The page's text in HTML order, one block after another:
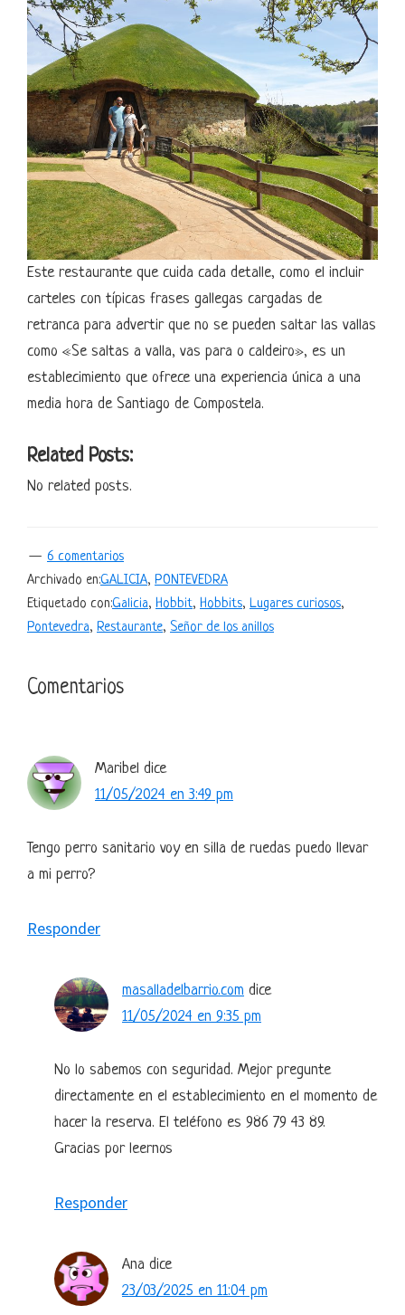
Este restaurante que cuida cada detalle, como el incluir
carteles con típicas frases gallegas cargadas de
retranca para advertir que no se pueden saltar las vallas
como «Se saltas a valla, vas para o caldeiro», es un
establecimiento que ofrece una experiencia única a una
media hora de Santiago de Compostela.
Related Posts:
No related posts.
6 comentarios
Archivado en:GALICIA, PONTEVEDRA
Etiquetado con:Galicia, Hobbit, Hobbits, Lugares curiosos,
Pontevedra, Restaurante, Señor de los anillos
Interacciones
lectores
Comentarios
Maribel dice
11/05/2024 en 3:49 pm
Tengo perro sanitario voy en silla de ruedas puedo llevar
a mi perro?
Responder
masalladelbarrio.com dice
11/05/2024 en 9:35 pm
No lo sabemos con seguridad. Mejor pregunte
directamente en el establecimiento en el momento de
hacer la reserva. El teléfono es 986 79 43 89.
Gracias por leernos
Responder
Ana dice
23/03/2025 en 11:04 pm